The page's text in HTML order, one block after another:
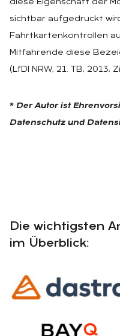
Die wichtigsten
im Überblick:
diese Eigenschaft der
sichtbar aufgedruckt
Fahrtkartenkontrollen
Mitfahrende diese
(LfDI NRW, 21. TB, 2013,
* Der Autor ist
Datenschutz und